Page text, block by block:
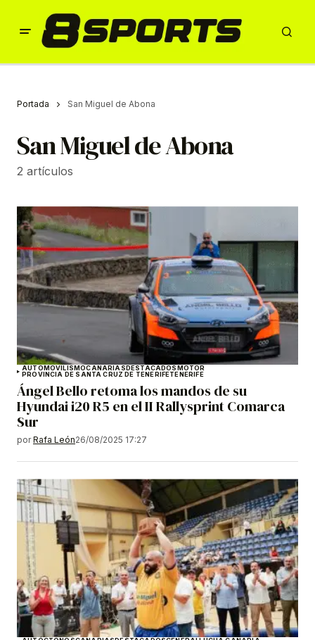
Portada San Miguel de Abona
San Miguel de Abona
2 artículos
AUTOMOVILISMOCANARIASDESTACADOSMOTOR
PROVINCIA DE SANTA CRUZ DE TENERIFETENERIFE
Ángel Bello retoma los mandos de su
Hyundai i20 R5 en el II Rallysprint Comarca
Sur
por Rafa León26/08/2025 17:27